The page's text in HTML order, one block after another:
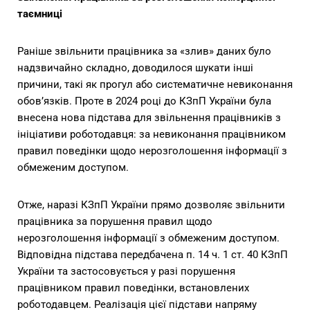
таємниці
Раніше звільнити працівника за «злив» даних було
надзвичайно складно, доводилося шукати інші
причини, такі як прогул або систематичне невиконання
обов’язків. Проте в 2024 році до КЗпП України була
внесена нова підстава для звільнення працівників з
ініціативи роботодавця: за невиконання працівником
правил поведінки щодо нерозголошення інформації з
обмеженим доступом.
Отже, наразі КЗпП України прямо дозволяє звільнити
працівника за порушення правил щодо
нерозголошення інформації з обмеженим доступом.
Відповідна підстава передбачена п. 14 ч. 1 ст. 40 КЗпП
України та застосовується у разі порушення
працівником правил поведінки, встановлених
роботодавцем. Реалізація цієї підстави напряму